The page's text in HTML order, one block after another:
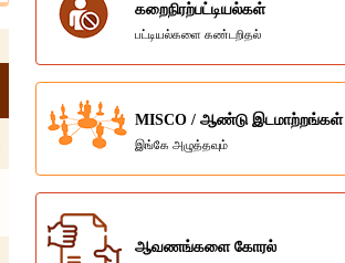
கறைநிரற்பட்டியல்கள்
பட்டியல்களை கண்டறிதல்
MISCO / ஆண்டு இடமாற்றங்கள்
இங்கே அழுத்தவும்
ஆவணங்களை கோரல்